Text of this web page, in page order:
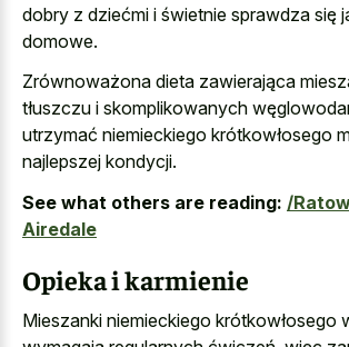
dobry z dziećmi i świetnie sprawdza się
domowe.
Zrównoważona dieta zawierająca
tłuszczu i skomplikowanych
utrzymać niemieckiego krótkowłosego
najlepszej kondycji.
See what others are reading: /
Airedale
Opieka i karmienie
Mieszanki niemieckiego krótkowłosego